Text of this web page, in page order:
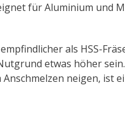
für Aluminium und
als HSS-
etwas höher sein.
neigen, ist